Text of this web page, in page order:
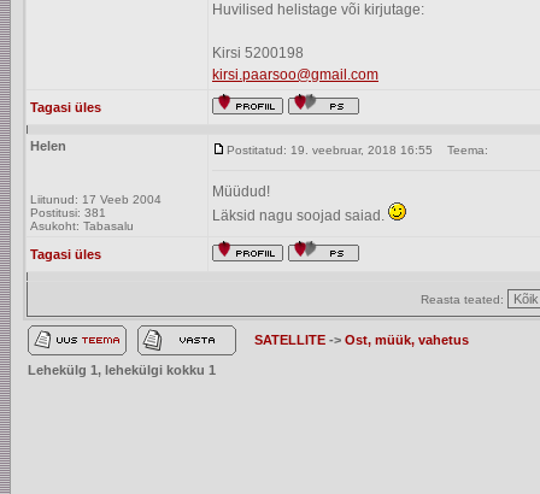
Huvilised helistage või kirjutage:
Kirsi 5200198
kirsi.paarsoo@gmail.com
Tagasi üles
Helen
Liitunud: 17 Veeb 2004
Postitusi: 381
Asukoht: Tabasalu
Postitatud: 19. veebruar, 2018 16:55 Teema:
Müüdud!
Läksid nagu soojad saiad.
Tagasi üles
Reasta teated:
SATELLITE -> Ost, müük, vahetus
Lehekülg 1, lehekülgi kokku 1